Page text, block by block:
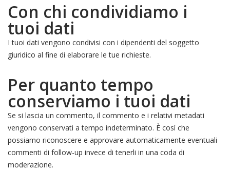
Con chi condividiamo i
tuoi dati
I tuoi dati vengono condivisi con i dipendenti del soggetto
giuridico al fine di elaborare le tue richieste.
Per quanto tempo
conserviamo i tuoi dati
Se si lascia un commento, il commento e i relativi metadati
vengono conservati a tempo indeterminato. È così che
possiamo riconoscere e approvare automaticamente eventuali
commenti di follow-up invece di tenerli in una coda di
moderazione.